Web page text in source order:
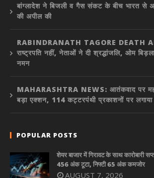
बांग्लादेश ने बिजली व गैस संकट के बीच भारत से
की अपील की
RABINDRANATH TAGORE DEATH
राष्ट्रपति नहीं, नेताओं ने दी श्रद्धांजलि, ओम
नमन
MAHARASHTRA NEWS: आतंकवाद पर
बड़ा एक्शन, 114 कट्टरपंथी प्रकाशनों पर लगाया
POPULAR POSTS
शेयर बाजार में गिरावट के साथ कारोबारी
456 अंक टूटा, निफ्टी 65 अंक कमजोर
AUGUST 7, 2026